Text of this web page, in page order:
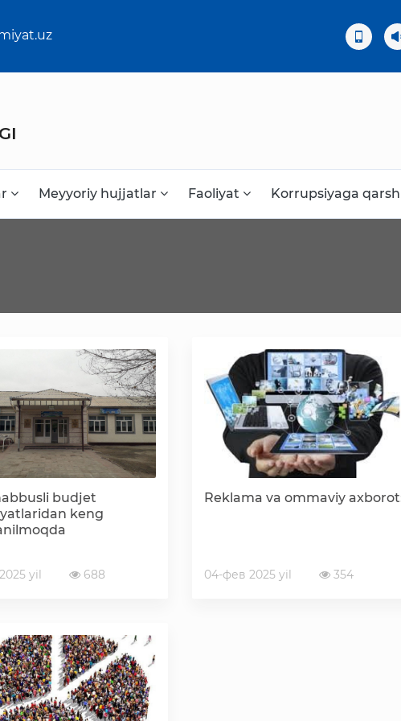
Meyyoriy hujjatlar Faoliyat Korrupsiyaga
Murojaat uchun
Korrupsiyaga qarshi kurashish bo'yicha idoraviy
hujjatlar
Korrupsiyaga qarshi kurashish bo'yicha amalga
oshirayotgan ishlar
budjet
keng
yil 688
Reklama va ommaviy
04-фев 2025 yil 354